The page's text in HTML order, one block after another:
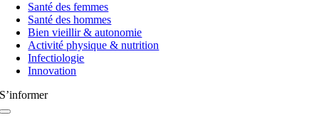
basculeSanté des femmes
Santé des hommes
Bien vieillir & autonomie
Activité physique & nutrition
Infectiologie
Innovation
S’informer
Navigation